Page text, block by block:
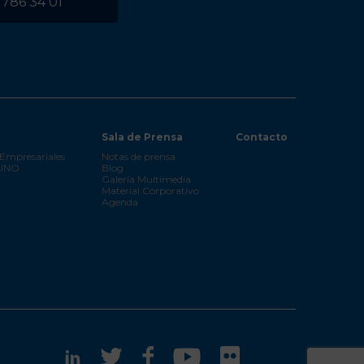
Sala de Prensa
Notas de prensa
Blog
Galería Multimedia
Material Corporativo
Agenda
Contacto